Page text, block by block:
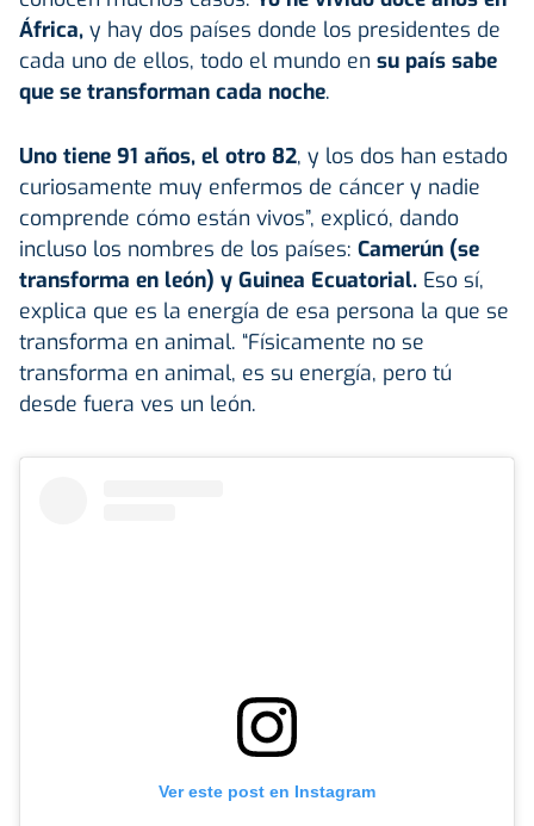
África, y hay dos países donde los presidentes de
cada uno de ellos, todo el mundo en su país sabe
que se transforman cada noche.
Uno tiene 91 años, el otro 82, y los dos han estado
curiosamente muy enfermos de cáncer y nadie
comprende cómo están vivos”, explicó, dando
incluso los nombres de los países: Camerún (se
transforma en león) y Guinea Ecuatorial. Eso sí,
explica que es la energía de esa persona la que se
transforma en animal. “Físicamente no se
transforma en animal, es su energía, pero tú
desde fuera ves un león.
Ver este post en Instagram